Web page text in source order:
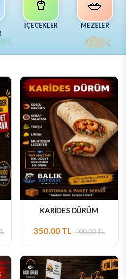
🥤 🥗
KARİDES DÜRÜM
350.00 TL